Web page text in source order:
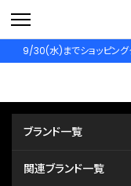
9/30(水)までショッピング
ブランド一覧
関連ブランド一覧